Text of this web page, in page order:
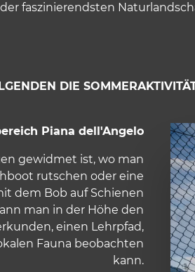
faszinierendsten
DIE
Piana dell'Angelo
gewidmet ist, wo man
rutschen oder eine
dem Bob auf Schienen
man in der Höhe den
einen Lehrpfad,
Fauna beobachten
kann.